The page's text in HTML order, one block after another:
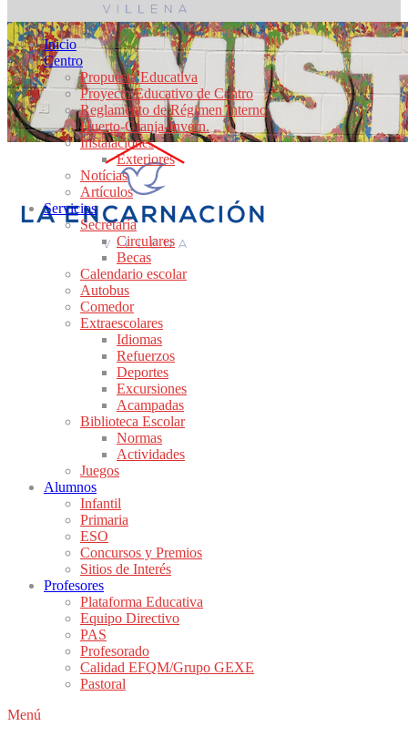
Inicio
Centro
Propuesta Educativa
Proyecto Educativo de Centro
Reglamento de Régimen Interno
Huerto-Granja-Invern.
Instalaciones
Exteriores
Notícias
Artículos
Servicios
Secretaría
Circulares
Becas
Calendario escolar
Autobus
Comedor
Extraescolares
Idiomas
Refuerzos
Deportes
Excursiones
Acampadas
Biblioteca Escolar
Normas
Actividades
Juegos
Alumnos
Infantil
Primaria
ESO
Concursos y Premios
Sitios de Interés
Profesores
Plataforma Educativa
Equipo Directivo
PAS
Profesorado
Calidad EFQM/Grupo GEXE
Pastoral
Menú